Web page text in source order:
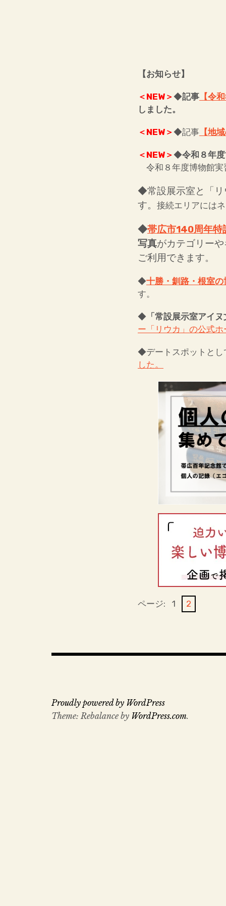
【お知らせ】
＜NEW＞◆記事 【令
しました。
＜NEW＞◆記事 【地
＜NEW＞◆令和８年
令和８年度博物館実
◆常設展示室と「リ
す。 接続エリアには
◆帯広市140周年特
写真がカテゴリー
ご利用できます。
◆十勝・釧路・根室の
す。
◆ 「常設展示室アイ
ー「リウカ」の公式ホ
◆デートスポットとし
した。
ページ: 1 2
Proudly powered by WordPress
Theme: Rebalance by WordPress.com.